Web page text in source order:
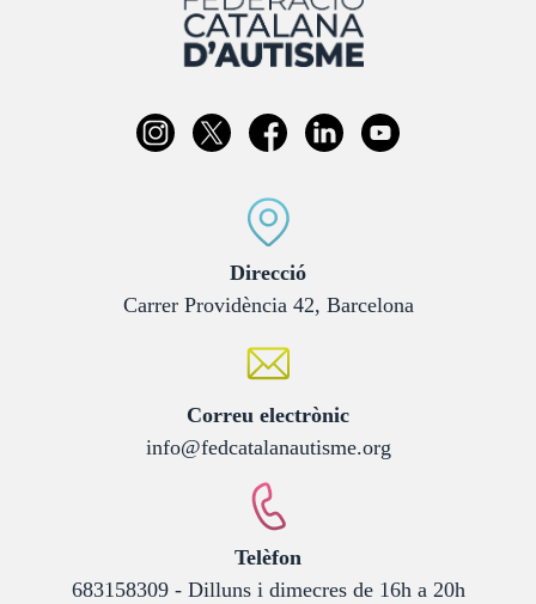
Direcció:
Carrer Providència 42, Barcelona
Correu electrònic:
info@fedcatalanautisme.org
Telèfon
683158309 - Dilluns i dimecres de 16h a 20h